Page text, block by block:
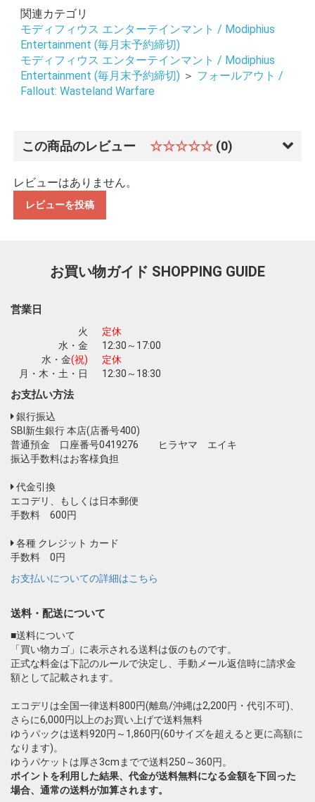
お買い物を続ける
関連カテゴリ
モディフィウス エンターテインマント / Modiphius
Entertainment (毎月末予約締切)
モディフィウス エンターテインマント / Modiphius
Entertainment (毎月末予約締切) ＞ フォールアウト /
Fallout: Wasteland Warfare
この商品のレビュー ☆☆☆☆☆ (0)
レビューはありません。
レビューを投稿
お買い物ガイド SHOPPING GUIDE
営業日
火
定休
水・金
12:30～17:00
水・金(祝)
定休
月・木・土・日
12:30～18:30
お支払い方法
銀行振込
SBI新生銀行 本店(店番号400)
普通預金 口座番号0419276 ヒラヤマ エイキ
振込手数料はお客様負担
代金引換
エコデリ、もしくは日本郵便
手数料 600円
各種 クレジット カード
手数料 0円
お支払いについての詳細はこちら
送料・配送について
■送料について
「買い物カゴ」に表示される送料は仮のものです。
正式な料金は下記のルールで決定し、手動メール返信時に請求金
額として記載されます。
エコデリは全国一律送料800円(離島/沖縄は2,200円・代引不可)、
さらに6,000円以上のお買い上げで送料無料
ゆうパックは送料920円～1,860円(60サイズを超えると更に高額に
なります)。
ゆうパケットは厚さ3cmまでで送料250～360円。
ポイントを利用した結果、代金が送料無料になる金額を下回った
場合、通常の送料が加算されます。